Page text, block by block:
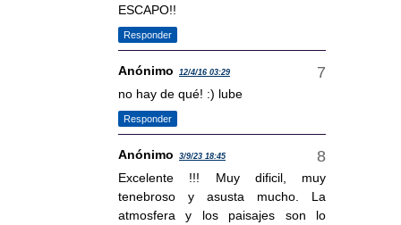
ESCAPO!!
Responder
Anónimo 12/4/16 03:29
no hay de qué! :) lube
Responder
Anónimo 3/9/23 18:45
Excelente !!! Muy dificil, muy
tenebroso y asusta mucho. La
atmosfera y los paisajes son lo